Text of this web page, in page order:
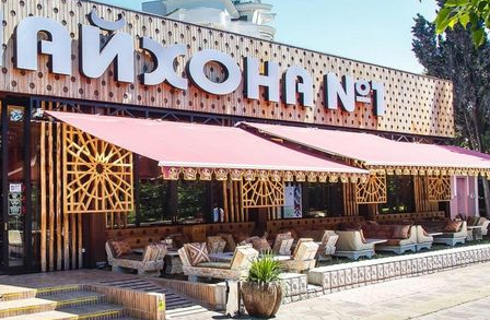
НОВАЯ ФРАНШИЗА
Кафе, ресторан
Чайхона №1
Оставить заявку
1473 (+1)
Навигация
Информация о франшизе
О компании
Основная информация
Подробные условия
Оставьте заявку
Фотогалерея